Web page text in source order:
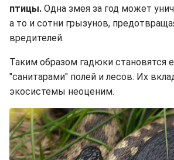
птицы. Одна змея за год может
а то и сотни грызунов,
вредителей.
Таким образом гадюки становятся
"санитарами" полей и лесов. Их
экосистемы неоценим.